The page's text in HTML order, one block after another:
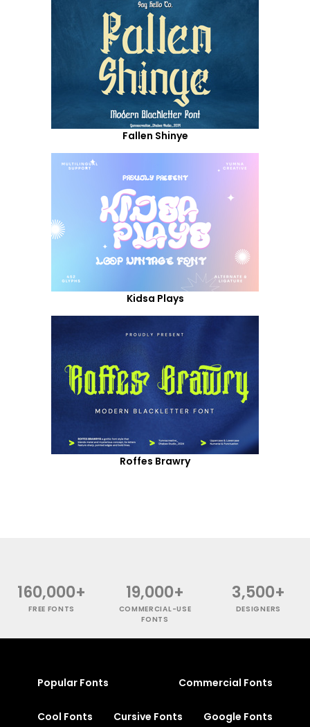
Fallen Shinye
Kidsa Plays
Roffes Brawry
160,000+
FREE FONTS
19,000+
COMMERCIAL-USE
FONTS
3,500+
DESIGNERS
Popular Fonts Commercial Fonts
Cool Fonts Cursive Fonts Google Fonts